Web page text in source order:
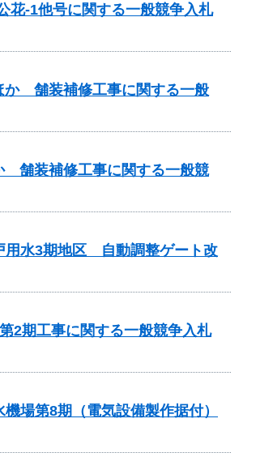
-1他号に関する一般競争入札
舗装補修工事に関する一般
舗装補修工事に関する一般競
用水3期地区 自動調整ゲート改
期工事に関する一般競争入札
場第8期（電気設備製作据付）